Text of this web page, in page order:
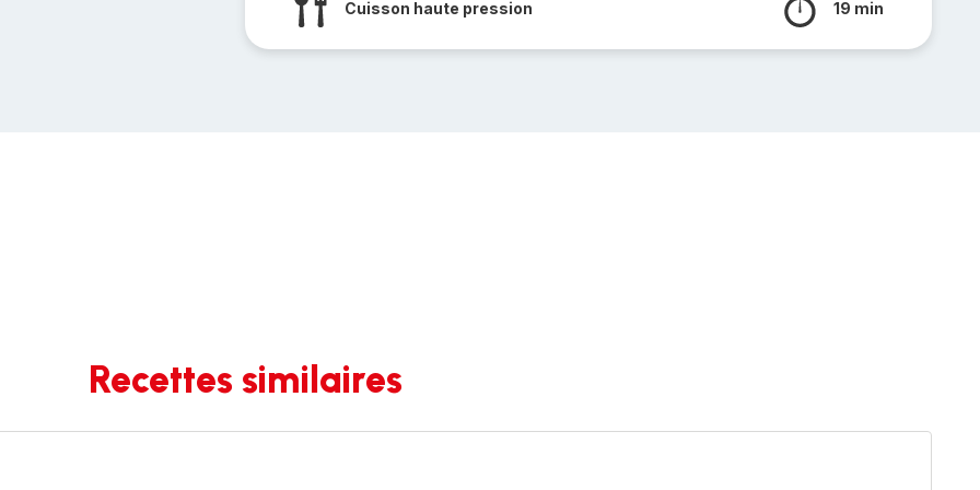
Cuisson haute pression 19 min
Recettes similaires